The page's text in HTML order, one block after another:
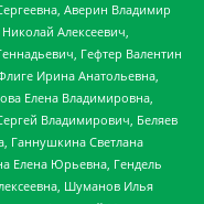
Аверин Владимир
Алексеевич,
Гефтер Валентин
Ирина Анатольевна,
Елена Владимировна,
Владимирович, Беляев
Ганнушкина Светлана
Елена Юрьевна, Гендель
Шуманов Илья